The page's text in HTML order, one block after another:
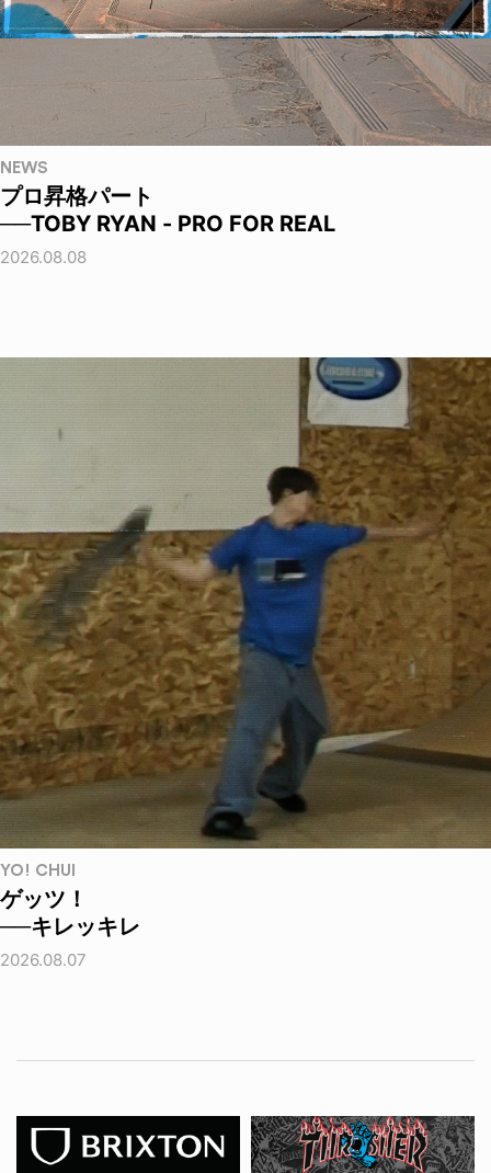
NEWS
プロ昇格パート
──TOBY RYAN - PRO FOR REAL
2026.08.08
YO! CHUI
ゲッツ！
──キレッキレ
2026.08.07